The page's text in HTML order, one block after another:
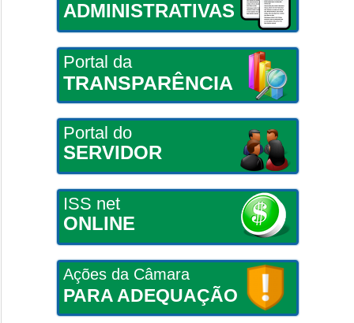
ADMINISTRATIVAS
Portal da
TRANSPARÊNCIA
Portal do
SERVIDOR
ISS net
ONLINE
Ações da Câmara
PARA ADEQUAÇÃO